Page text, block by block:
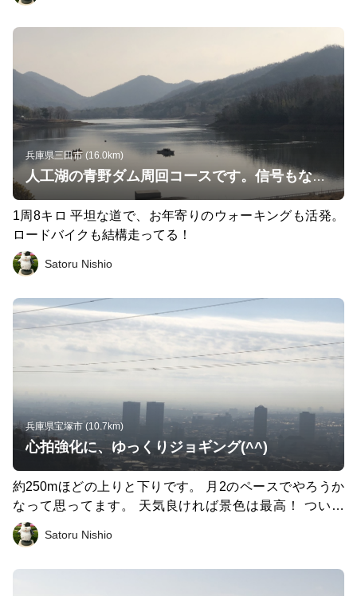
兵庫県三田市 (16.0km)
人工湖の青野ダム周回コースです。信号もなくマイペースで走れます(^^)
1周8キロ 平坦な道で、お年寄りのウォーキングも活発。
ロードバイクも結構走ってる！
Satoru Nishio
兵庫県宝塚市 (10.7km)
心拍強化に、ゆっくりジョギング(^^)
約250mほどの上りと下りです。 月2のペースでやろうか
なって思ってます。 天気良ければ景色は最高！ ついで
に、清荒神清澄寺でお参りも(^^)
Satoru Nishio